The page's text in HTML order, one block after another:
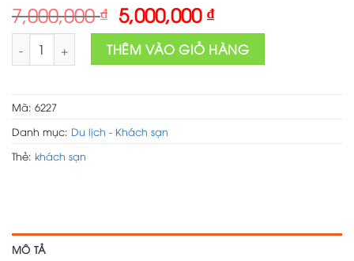
7,000,000₫ Original
price
was:
7,000,000 ₫.
5,000,000₫Current
price
is:
5,000,000 ₫.
Mẫu web khách sạn 01 số lượng
THÊM VÀO GIỎ HÀNG
Mã: 6227
Danh mục: Du lịch - Khách sạn
Thẻ: khách sạn
MÔ TẢ